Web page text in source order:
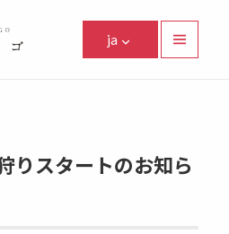
美らイチゴ
ja
りスタートのお知ら